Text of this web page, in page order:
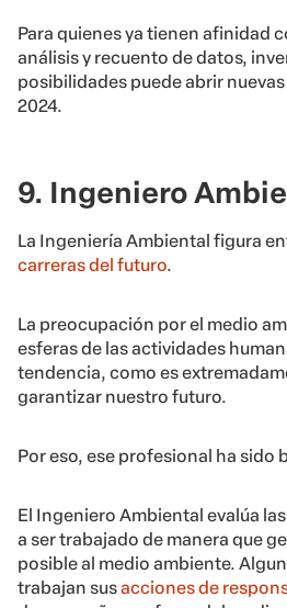
Para quienes ya tienen afinidad
análisis y recuento de datos,
posibilidades puede abrir
2024.
9. Ingeniero
La Ingeniería Ambiental figura
carreras del futuro.
La preocupación por el medio
esferas de las actividades
tendencia, como es
garantizar nuestro futuro.
Por eso, ese profesional ha sido
El Ingeniero Ambiental evalúa
a ser trabajado de manera que
posible al medio ambiente.
trabajan susacciones de